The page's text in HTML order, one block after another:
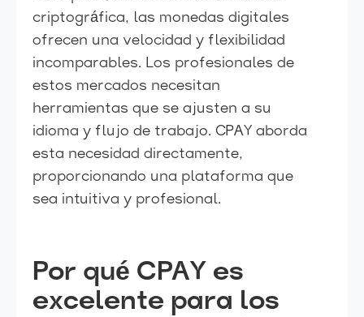
criptográfica, las monedas digitales
ofrecen una velocidad y flexibilidad
incomparables. Los profesionales de
estos mercados necesitan
herramientas que se ajusten a su
idioma y flujo de trabajo. CPAY aborda
esta necesidad directamente,
proporcionando una plataforma que
sea intuitiva y profesional.
Por qué CPAY es
excelente para los